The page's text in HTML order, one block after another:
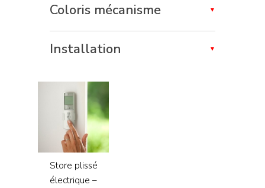
Coloris mécanisme
Installation
Store plissé
électrique –